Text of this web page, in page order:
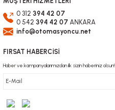
0 312 394 42 07
0 542 394 42 07 ANKARA
info@otomasyoncu.net
FIRSAT HABERCİSİ
Haber ve kampanyalarımızdan ilk sizin haberiniz olsun!